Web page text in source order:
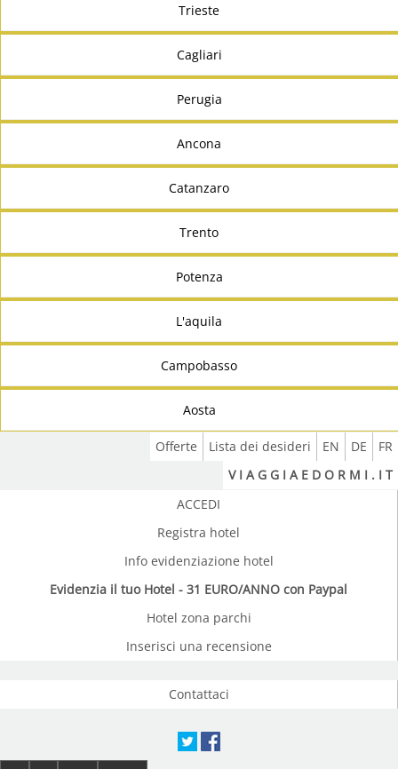
Trieste
Cagliari
Perugia
Ancona
Catanzaro
Trento
Potenza
L'aquila
Campobasso
Aosta
FR
DE
EN
Lista dei desideri
Offerte
V I A G G I A E D O R M I . I T
ACCEDI
Registra hotel
Info evidenziazione hotel
Evidenzia il tuo Hotel - 31 EURO/ANNO con Paypal
Hotel zona parchi
Inserisci una recensione
Contattaci